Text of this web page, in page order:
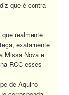
que é contra
realmente
exatamente
Missa Nova e
RCC esses
de Aquino